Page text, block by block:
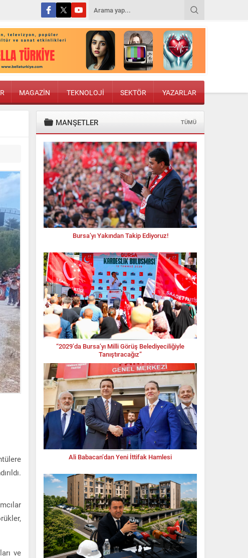
MAGAZİN TEKNOLOJİ SEKTÖR YAZARLAR
ve
MANŞETLER TÜMÜ
Bursa’yı Yakından Takip Ediyoruz!
“2029’da Bursa’yı Milli Görüş Belediyeciliğiyle
Tanıştıracağız”
Ali Babacan’dan Yeni İttifak Hamlesi